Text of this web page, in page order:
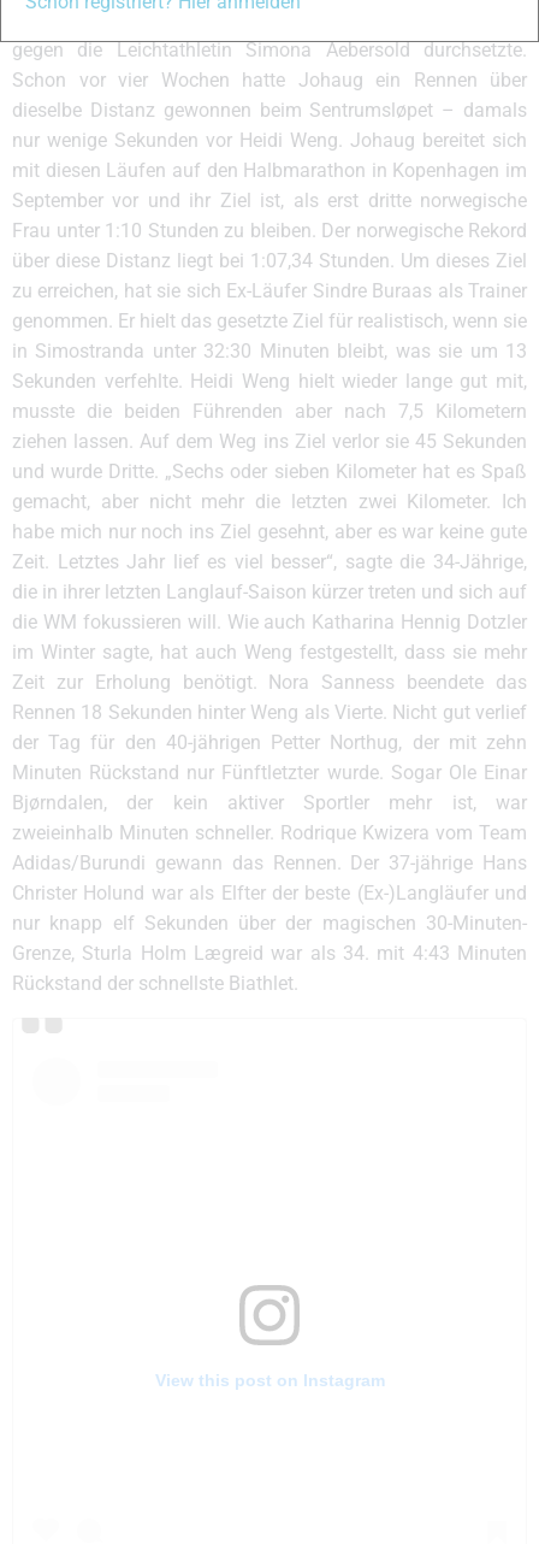
ihres zweiten Kindes aber nur um Haaresbreite im Zielsprint
gegen die Leichtathletin Simona Aebersold durchsetzte.
Schon vor vier Wochen hatte Johaug ein Rennen über
dieselbe Distanz gewonnen beim Sentrumsløpet – damals
nur wenige Sekunden vor Heidi Weng. Johaug bereitet sich
mit diesen Läufen auf den Halbmarathon in Kopenhagen im
September vor und ihr Ziel ist, als erst dritte norwegische
Frau unter 1:10 Stunden zu bleiben. Der norwegische Rekord
über diese Distanz liegt bei 1:07,34 Stunden. Um dieses Ziel
zu erreichen, hat sie sich Ex-Läufer Sindre Buraas als Trainer
genommen. Er hielt das gesetzte Ziel für realistisch, wenn sie
in Simostranda unter 32:30 Minuten bleibt, was sie um 13
Sekunden verfehlte. Heidi Weng hielt wieder lange gut mit,
musste die beiden Führenden aber nach 7,5 Kilometern
ziehen lassen. Auf dem Weg ins Ziel verlor sie 45 Sekunden
und wurde Dritte. „Sechs oder sieben Kilometer hat es Spaß
gemacht, aber nicht mehr die letzten zwei Kilometer. Ich
habe mich nur noch ins Ziel gesehnt, aber es war keine gute
Zeit. Letztes Jahr lief es viel besser“, sagte die 34-Jährige,
die in ihrer letzten Langlauf-Saison kürzer treten und sich auf
die WM fokussieren will. Wie auch Katharina Hennig Dotzler
im Winter sagte, hat auch Weng festgestellt, dass sie mehr
Zeit zur Erholung benötigt. Nora Sanness beendete das
Rennen 18 Sekunden hinter Weng als Vierte. Nicht gut verlief
der Tag für den 40-jährigen Petter Northug, der mit zehn
Minuten Rückstand nur Fünftletzter wurde. Sogar Ole Einar
Bjørndalen, der kein aktiver Sportler mehr ist, war
zweieinhalb Minuten schneller. Rodrique Kwizera vom Team
Adidas/Burundi gewann das Rennen. Der 37-jährige Hans
Christer Holund war als Elfter der beste (Ex-)Langläufer und
nur knapp elf Sekunden über der magischen 30-Minuten-
Grenze, Sturla Holm Lægreid war als 34. mit 4:43 Minuten
Rückstand der schnellste Biathlet.
View this post on Instagram